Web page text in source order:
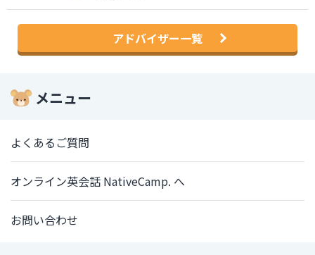
アドバイザー一覧
メニュー
よくあるご質問
オンライン英会話 NativeCamp. へ
お問い合わせ